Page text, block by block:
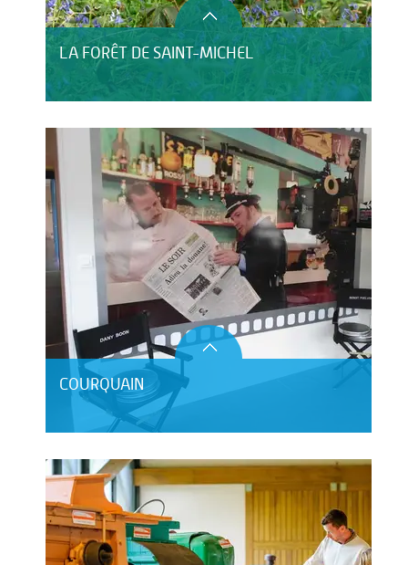
LA FORÊT DE SAINT-MICHEL
COURQUAIN